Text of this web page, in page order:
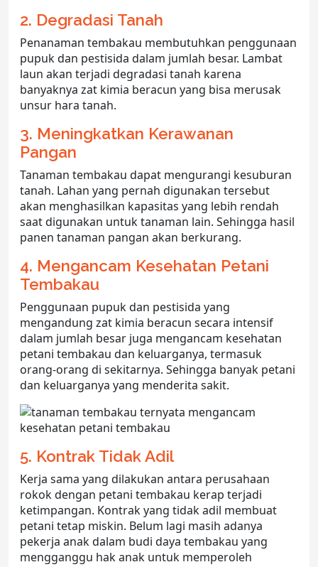
2. Degradasi Tanah
Penanaman tembakau membutuhkan penggunaan
pupuk dan pestisida dalam jumlah besar. Lambat
laun akan terjadi degradasi tanah karena
banyaknya zat kimia beracun yang bisa merusak
unsur hara tanah.
3. Meningkatkan Kerawanan
Pangan
Tanaman tembakau dapat mengurangi kesuburan
tanah. Lahan yang pernah digunakan tersebut
akan menghasilkan kapasitas yang lebih rendah
saat digunakan untuk tanaman lain. Sehingga hasil
panen tanaman pangan akan berkurang.
4. Mengancam Kesehatan Petani
Tembakau
Penggunaan pupuk dan pestisida yang
mengandung zat kimia beracun secara intensif
dalam jumlah besar juga mengancam kesehatan
petani tembakau dan keluarganya, termasuk
orang-orang di sekitarnya. Sehingga banyak petani
dan keluarganya yang menderita sakit.
5. Kontrak Tidak Adil
Kerja sama yang dilakukan antara perusahaan
rokok dengan petani tembakau kerap terjadi
ketimpangan. Kontrak yang tidak adil membuat
petani tetap miskin. Belum lagi masih adanya
pekerja anak dalam budi daya tembakau yang
mengganggu hak anak untuk memperoleh